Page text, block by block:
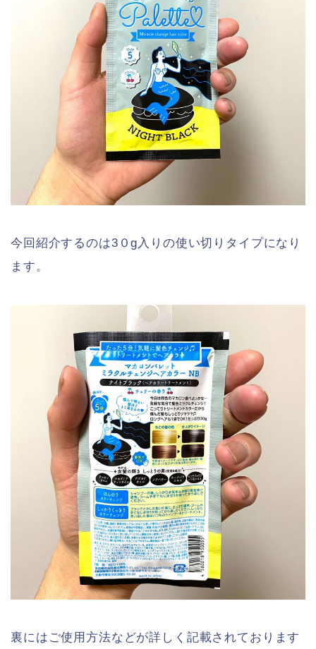
今回紹介するのは3０g入りの使い切りタイプになり
ます。
裏にはご使用方法などが詳しく記載されております